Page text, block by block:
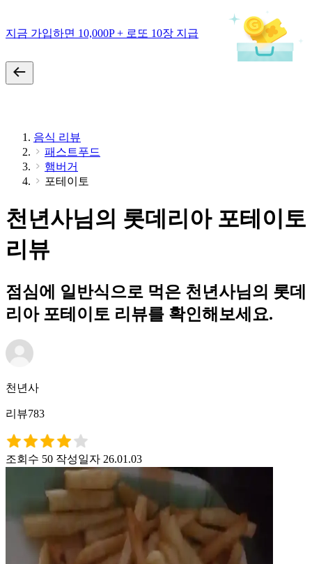
지금 가입하면 10,000P + 로또 10장 지급
음식 리뷰
패스트푸드
햄버거
포테이토
천년사님의 롯데리아 포테이토
리뷰
점심에 일반식으로 먹은 천년사님의 롯데
리아 포테이토 리뷰를 확인해보세요.
천년사
리뷰783
조회수 50 작성일자 26.01.03